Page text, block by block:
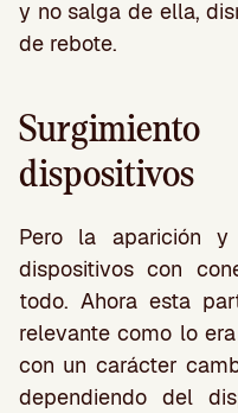
y no salga de ella,
de rebote.
dispositivos
Pero la aparición
dispositivos con
todo. Ahora esta
relevante como lo
con un carácter
dependiendo del